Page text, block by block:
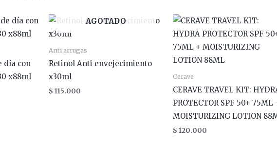
día con
x88ml
AGOTADO
Anti arrugas
Retinol Anti envejecimiento
x30ml
$ 115.000
Cerave
CERAVE TRAVEL KIT:
PROTECTOR SPF 50+ 75ML
MOISTURIZING LOTION
$ 120.000